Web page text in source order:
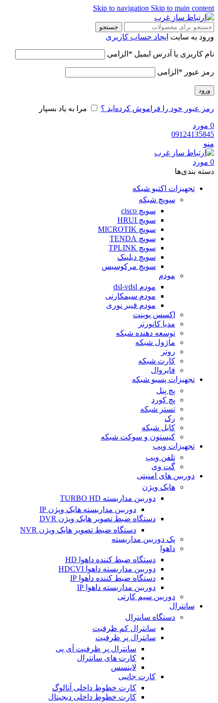
Skip to navigation Skip to main content
جستجو
ورود به سایت ایجاد حساب کاربری
نام کاربری یا آدرس ایمیل * الزامی
رمز عبور * الزامی
ورود
رمز عبور خود را فراموش کرده‌اید ؟ مرا به یاد بسپار
0 مورد
09124135845
منو
0 مورد
دسته‌ بندی‌ها
تجهیزات اکتیو شبکه
سویچ شبکه
سویچ cisco
سویچ HRUI
سویچ MICROTIK
سویچ TENDA
سویچ TPLINK
سویچ دیلینک
سویچ مرکوسیس
مودم
مودم dsl-vdsl
مودم سیمکارتی
مودم فیبر نوری
اکسس پوینت
مدیا کانورتر
توسعه دهنده شبکه
ماژول شبکه
روتر
کارت شبکه
فایروال
تجهیزات پسیو شبکه
پچ پنل
پچ کورد
تستر شبکه
رک
کابل شبکه
کیستون و سوکت شبکه
تجهیزات ویپ
تلفن ویپ
گت وی
دوربین های امنیتی
هایک ویژن
دوربین مداربسته TURBO HD
دوربین مداربسته هایک ویژن IP
دستگاه ضبط تصویر هایک ویژن DVR
دستگاه ضبط تصویر هایک ویژن NVR
پک دوربین مداربسته
داهوا
دستگاه ضبط کننده داهوا HD
دوربین مداربسته داهوا HDCVI
دستگاه ضبط کننده داهوا IP
دوربین مداربسته داهوا IP
دوربین سیم کارتی
سانترال
دستگاه سانترال
سانترال کم ظرفیت
سانترال پر ظرفیت
سانترال پر ظرفیت آی پی
کارت های سانترال
لاینسس
کارت جانبی
کارت خطوط داخلی آنالوگ
کارت خطوط داخلی دیجیتال